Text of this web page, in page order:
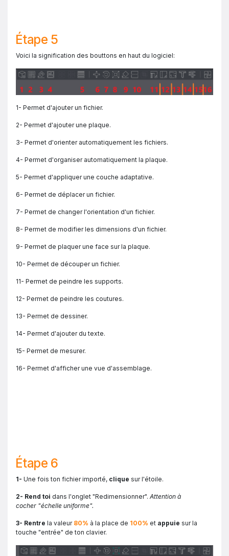
Étape 5
Voici la signification des bouttons en haut du logiciel:
1- Permet d'ajouter un fichier.
2- Permet d'ajouter une plaque.
3- Permet d'orienter automatiquement les fichiers.
4- Permet d'organiser automatiquement la plaque.
5- Permet d'appliquer une couche adaptative.
6- Permet de déplacer un fichier.
7- Permet de changer l'orientation d'un fichier.
8- Permet de modifier les dimensions d'un fichier.
9- Permet de plaquer une face sur la plaque.
10- Permet de découper un fichier.
11- Permet de peindre les supports.
12- Permet de peindre les coutures.
13- Permet de dessiner.
14- Permet d'ajouter du texte.
15- Permet de mesurer.
16- Permet d'afficher une vue d'assemblage.
Étape 6
1- Une fois ton fichier importé, clique sur l'étoile.
2- Rend toi dans l'onglet "Redimensionner". Attention à
cocher "échelle uniforme".
3- Rentre la valeur 80% à la place de 100% et appuie sur la
touche "entrée" de ton clavier.